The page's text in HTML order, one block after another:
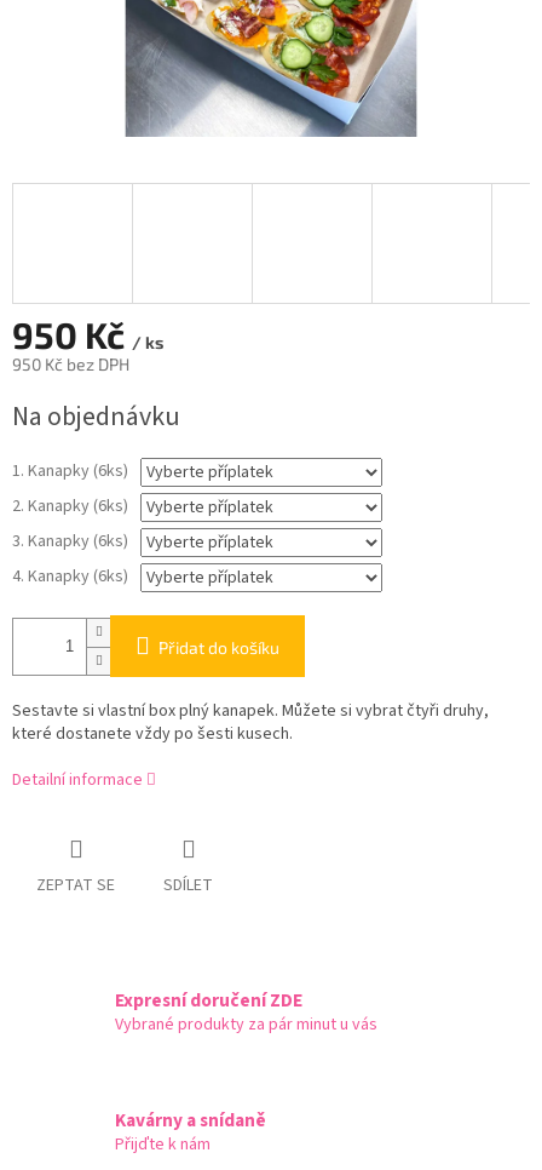
950 Kč / ks
950 Kč bez DPH
cena:
Na objednávku
1. Kanapky (6ks)
2. Kanapky (6ks)
3. Kanapky (6ks)
4. Kanapky (6ks)
Přidat do košíku
Sestavte si vlastní box plný kanapek. Můžete si vybrat čtyři druhy,
které dostanete vždy po šesti kusech.
Detailní informace
ZEPTAT SE SDÍLET
Expresní doručení ZDE
Vybrané produkty za pár minut u vás
Kavárny a snídaně
Přijďte k nám